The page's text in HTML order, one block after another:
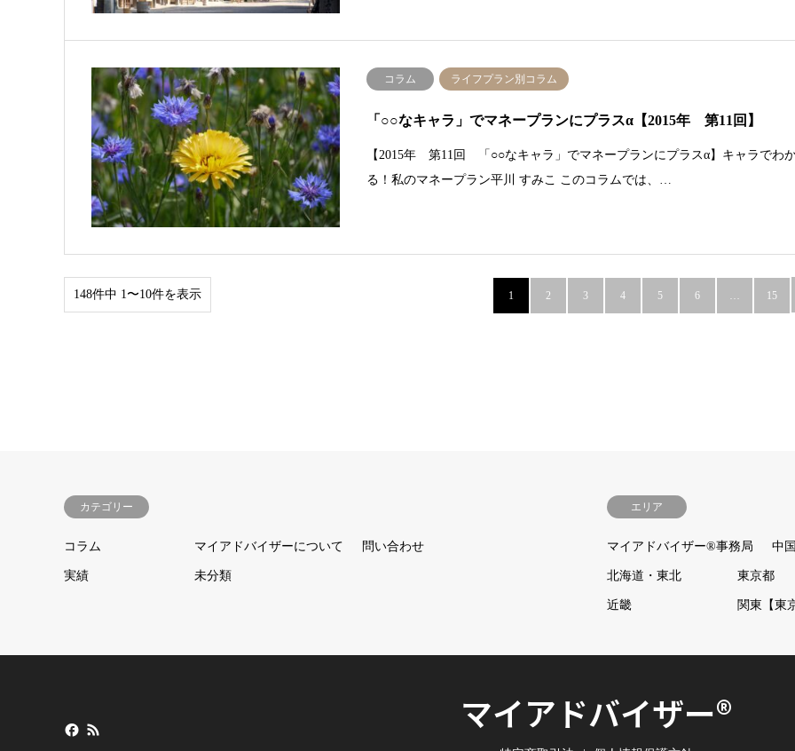
コラム ライフプラン別コラム
「○○なキャラ」でマネープランにプラスα【2015年 第11回】
【2015年 第11回 「○○なキャラ」でマネープランにプラスα】キャラでわ
る！私のマネープラン平川 すみこ このコラムでは、…
148件中 1〜10件を表示 1 2 3 4 5 6 … 15
カテゴリー
コラム マイアドバイザーについて 問い合わせ
実績 未分類
エリア
マイアドバイザー®事務局 中
北海道・東北 東京都
近畿 関東【東
マイアドバイザー®